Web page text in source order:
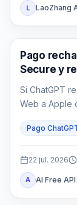
L LaoZhang
Guías de
Pago
Secure y
Si ChatGPT
Web a Apple
existe un
Pago
22 jul. 2026
A AI Free